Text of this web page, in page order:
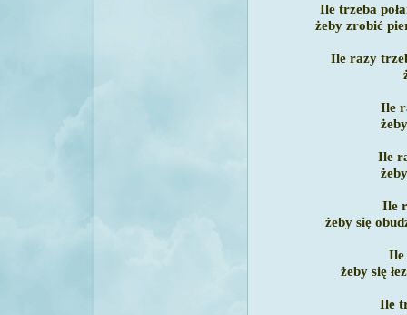
Ile trzeba
żeby zrobić
Ile razy
Ile
Ile
Ile
żeby się
Ile
żeby się
Ile